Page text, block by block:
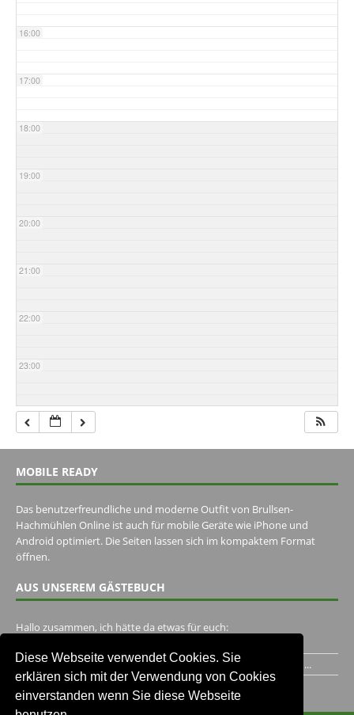
Diese Webseite verwendet Cookies. Sie
erklären sich mit der Verwendung von Cookies
einverstanden wenn Sie diese Webseite
16:00
17:00
18:00
19:00
20:00
21:00
22:00
23:00
MOBILE READY
Das benutzerfreundliche und moderne Outfit von Brullsen-
Hachmühlen Online ist auch für mobile Geräte wie iPhone und
Android optimiert. Die Seiten lassen sich im kompaktem Format
öffnen.
AUS UNSEREM GÄSTEBUCH
Hallo zusammen, ich hätte da etwas für euch:
Ich habe ein Jahr im Gasthaus Hugo Pape verbracht..Habe ihn...
Unser Gästebuch besuchen